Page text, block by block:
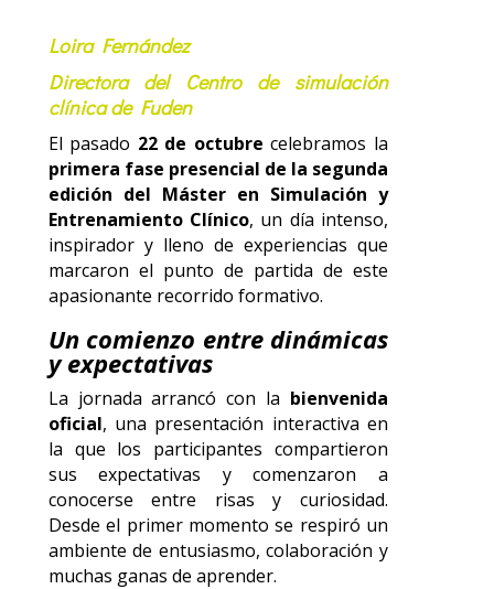
Loira Fernández
Directora del Centro de simulación
clínica de Fuden
El pasado 22 de octubre celebramos la
primera fase presencial de la segunda
edición del Máster en Simulación y
Entrenamiento Clínico, un día intenso,
inspirador y lleno de experiencias que
marcaron el punto de partida de este
apasionante recorrido formativo.
Un comienzo entre dinámicas
y expectativas
La jornada arrancó con la bienvenida
oficial, una presentación interactiva en
la que los participantes compartieron
sus expectativas y comenzaron a
conocerse entre risas y curiosidad.
Desde el primer momento se respiró un
ambiente de entusiasmo, colaboración y
muchas ganas de aprender.